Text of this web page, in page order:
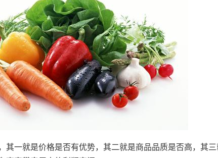
其一就是价格是否有优势，其二就是商品品质是否高，其